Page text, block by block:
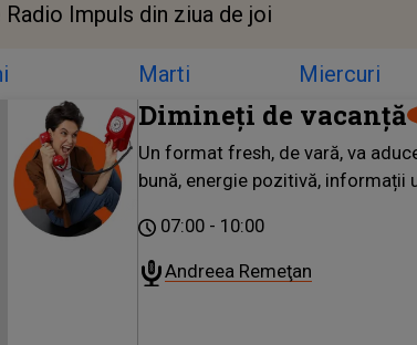
Radio Impuls din ziua de joi
Marti Miercuri
Dimineți de vacanță
Un format fresh, de vară, va
bună, energie pozitivă, informații
07:00 10:00
Andreea Remeţan